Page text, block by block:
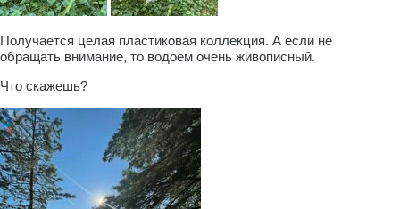
Получается целая пластиковая коллекция. А если не
обращать внимание, то водоем очень живописный.
Что скажешь?